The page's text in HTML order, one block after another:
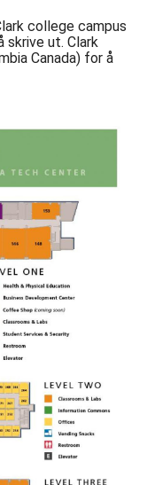
college campus
skrive ut. Clark
Canada) for å